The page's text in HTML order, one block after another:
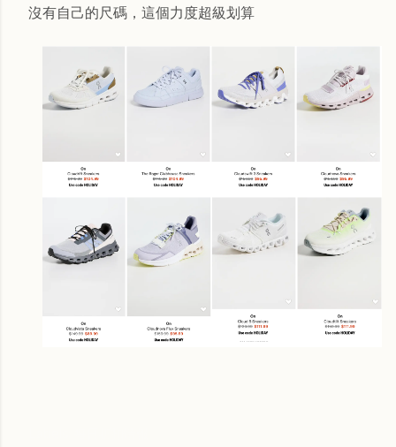
沒有自己的尺碼，這個力度超級划算